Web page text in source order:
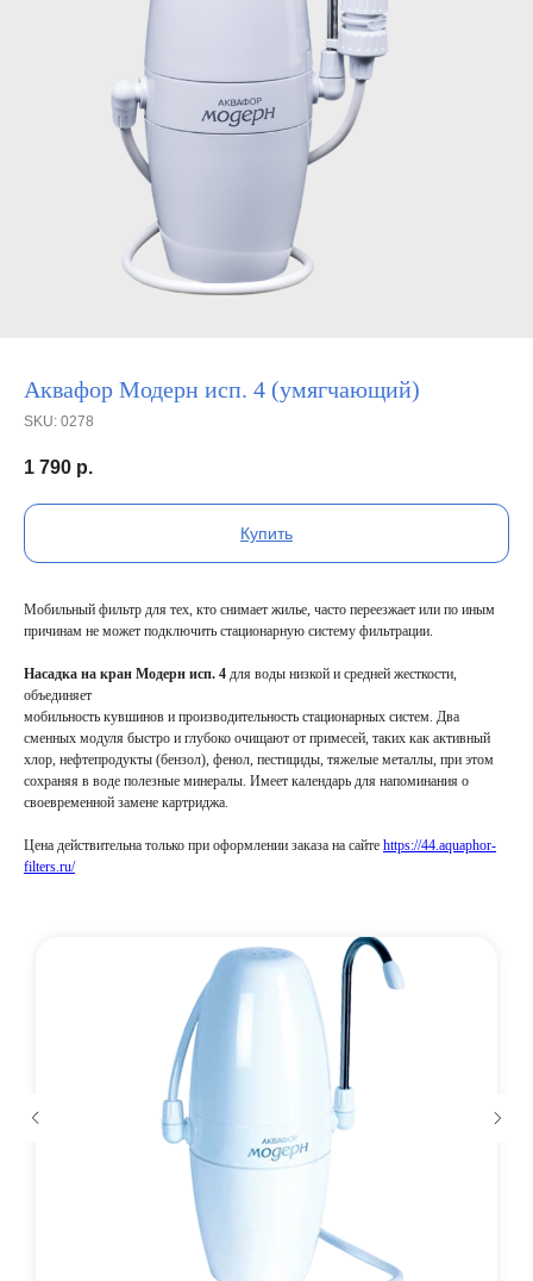
Аквафор Модерн исп. 4 (умягчающий)
SKU: 0278
1 790 р.
Купить
Мобильный фильтр для тех, кто снимает жилье, часто переезжает или по иным
причинам не может подключить стационарную систему фильтрации.
Насадка на кран Модерн исп. 4 для воды низкой и средней жесткости,
объединяет
мобильность кувшинов и производительность стационарных систем. Два
сменных модуля быстро и глубоко очищают от примесей, таких как активный
хлор, нефтепродукты (бензол), фенол, пестициды, тяжелые металлы, при этом
сохраняя в воде полезные минералы. Имеет календарь для напоминания о
своевременной замене картриджа.
Цена действительна только при оформлении заказа на сайте https://44.aquaphor-
filters.ru/